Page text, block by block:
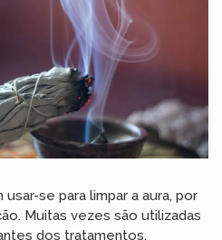
se para limpar a aura, por
Muitas vezes são utilizadas
dos tratamentos.